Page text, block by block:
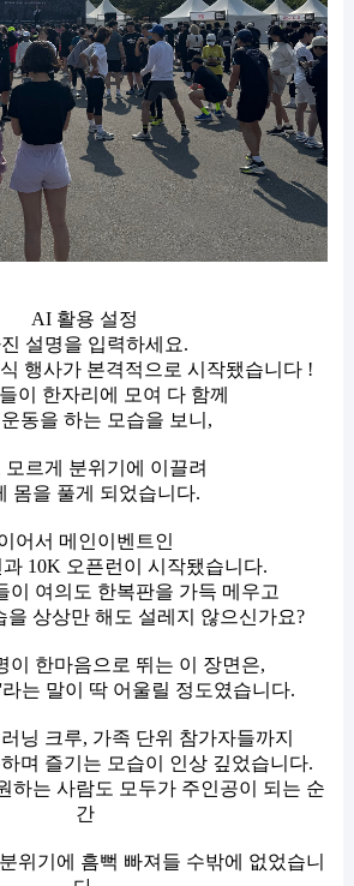
AI 활용 설정
설명을 입력하세요.
행사가 본격적으로 시작됐습니다 !
이 한자리에 모여 다 함께
동을 하는 모습을 보니,
모르게 분위기에 이끌려
몸을 풀게 되었습니다.
어서 메인이벤트인
10K 오픈런이 시작됐습니다.
이 여의도 한복판을 가득 메우고
을 상상만 해도 설레지 않으신가요?
이 한마음으로 뛰는 이 장면은,
는 말이 딱 어울릴 정도였습니다.
닝 크루, 가족 단위 참가자들까지
며 즐기는 모습이 인상 깊었습니다.
하는 사람도 모두가 주인공이 되는 순
간
위기에 흠뻑 빠져들 수밖에 없었습니